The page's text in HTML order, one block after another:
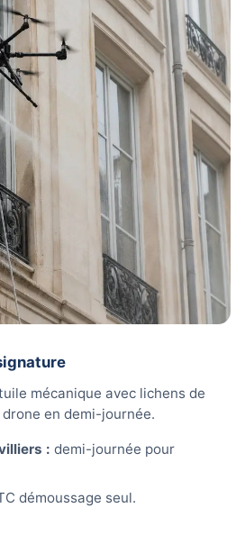
mécanique avec lichens de
en demi-journée.
: demi-journée pour
démoussage seul.